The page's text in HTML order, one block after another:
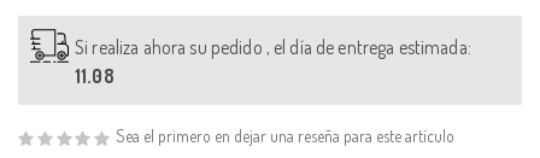
Si realiza ahora su pedido , el día de entrega estimada:
11.08
Sea el primero en dejar una reseña para este artículo